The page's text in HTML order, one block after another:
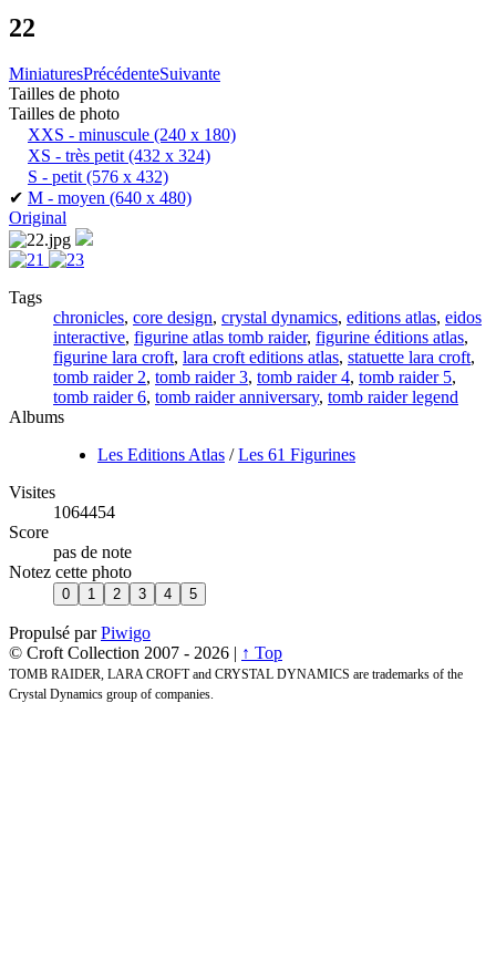
22
MiniaturesPrécédenteSuivante
Tailles de photo
Tailles de photo
XXS - minuscule (240 x 180)
XS - très petit(432 x 324)
S - petit(576 x 432)
✔ M - moyen (640 x 480)
Original
Tags
chronicles, core design, crystal dynamics, editions atlas, eidos
interactive, figurine atlas tomb raider, figurine éditions atlas,
figurine lara croft, lara croft editions atlas, statuette lara croft,
tomb raider 2, tomb raider 3, tomb raider 4, tomb raider 5,
tomb raider 6, tomb raider anniversary, tomb raider legend
Albums
Les Editions Atlas /Les 61 Figurines
Visites
1064454
Score
pas de note
Notez cette photo
Propulsé parPiwigo
© Croft Collection 2007 - 2026 | ↑ Top
TOMB RAIDER, LARA CROFT and CRYSTAL DYNAMICS are trademarks of the
Crystal Dynamics group of companies.